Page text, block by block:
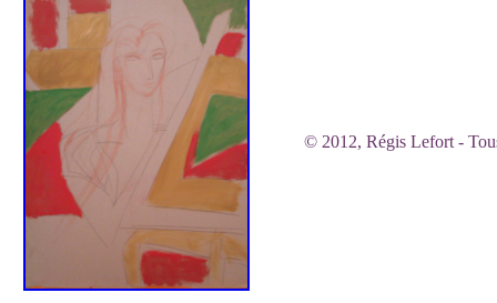
© 2012, Régis Lefort -